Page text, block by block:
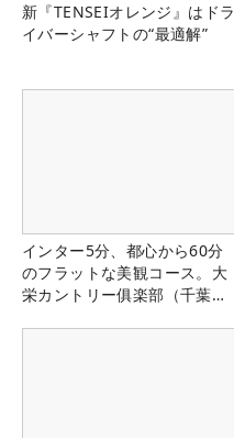
新『TENSEIオレンジ』はドラ
イバーシャフトの“最適解”
インター5分、都心から60分
のフラットな美観コース。大
栄カントリー俱楽部（千葉